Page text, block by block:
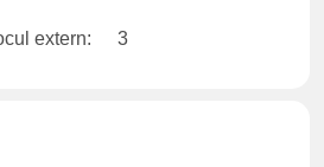
extern: 3